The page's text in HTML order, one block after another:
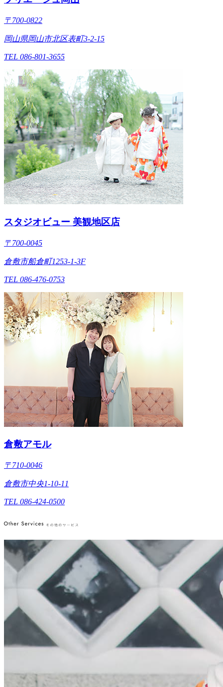
〒700-0822
岡山県岡山市北区表町3-2-15
TEL 086-801-3655
スタジオビュー 美観地区店
〒700-0045
倉敷市船倉町1253-1-3F
TEL 086-476-0753
倉敷アモル
〒710-0046
倉敷市中央1-10-11
TEL 086-424-0500